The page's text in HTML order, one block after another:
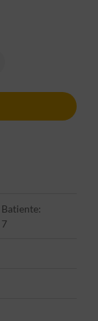
Batiente:
7